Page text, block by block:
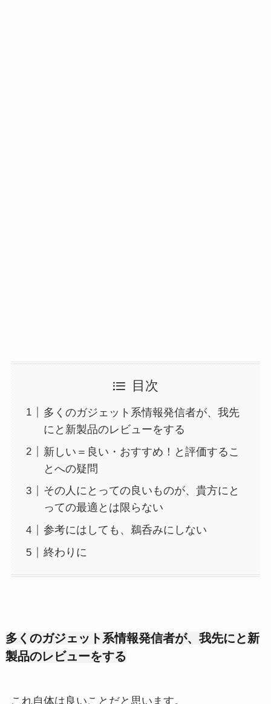
目次
多くのガジェット系情報発信者が、我先
にと新製品のレビューをする
新しい＝良い・おすすめ！と評価するこ
とへの疑問
その人にとっての良いものが、貴方にと
っての最適とは限らない
参考にはしても、鵜呑みにしない
終わりに
多くのガジェット系情報発信者が、我先にと新
製品のレビューをする
これ自体は良いことだと思います。